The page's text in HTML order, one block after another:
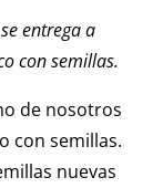
entrega a
con semillas.
de nosotros
con semillas.
nuevas